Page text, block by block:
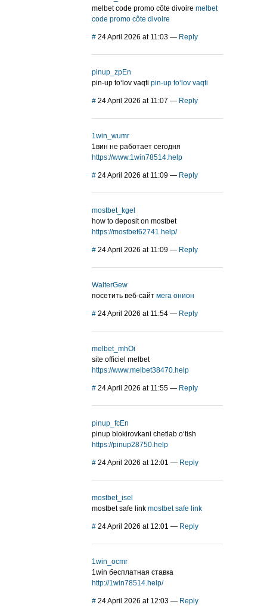
melbet code promo côte divoire melbet
code promo côte divoire
# 24 April 2026 at 11:03 — Reply
pinup_zpEn
pin-up to‘lov vaqti pin-up to‘lov vaqti
# 24 April 2026 at 11:07 — Reply
1win_wumr
1вин не работает сегодня
https://www.1win78514.help
# 24 April 2026 at 11:09 — Reply
mostbet_kgel
how to deposit on mostbet
https://mostbet62741.help/
# 24 April 2026 at 11:09 — Reply
WalterGew
посетить веб-сайт мега онион
# 24 April 2026 at 11:54 — Reply
melbet_mhOi
site officiel melbet
https://www.melbet38470.help
# 24 April 2026 at 11:55 — Reply
pinup_fcEn
pinup blokirovkani chetlab o‘tish
https://pinup28750.help
# 24 April 2026 at 12:01 — Reply
mostbet_isel
mostbet safe link mostbet safe link
# 24 April 2026 at 12:01 — Reply
1win_ocmr
1win бесплатная ставка
http://1win78514.help/
# 24 April 2026 at 12:03 — Reply